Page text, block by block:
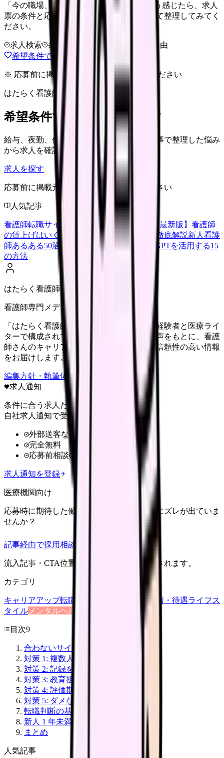
「今の職場、このままでいいのかな...」そう感じたら、求人
票の条件と応募前に確認したい不安を分けて整理してみてく
ださい。
求人検索 条件整理 相談だけOK
退会自由
希望条件で求人を探す
※ 応募前に掲載元の最新情報を確認してください
はたらく看護師さん 求人
希望条件で看護師求人を探す
給与、夜勤、休み、ブランクなど、この記事で整理した悩み
から求人を確認できます。
求人を探す
応募前に掲載元の最新情報を確認してください
人気記事
看護師転職サイトランキングTOP5【2026年最新版】 看護師
の賃上げはいくら？2026年度の最新情報を徹底解説新人看護
師あるある50選【共感必至】
看護師がChatGPTを活用する15
の方法
はたらく看護師さん編集部
看護師専門メディア
「はたらく看護師さん」編集部は、看護師経験者と医療ライ
ターで構成されています。現場のリアルな声をもとに、看護
師さんのキャリア・転職・働き方に関する信頼性の高い情報
をお届けします。
編集方針・執筆体制・監修体制を見る
求人通知
条件に合う求人だけ
自社求人通知で受け取る
外部送客なし
完全無料
応募前相談OK
求人通知を登録
医療機関向け
応募時に期待した働き方と、入職後の現実にズレが出ていま
せんか？
記事経由で採用相談
流入記事・CTA位置つきで管理画面に記録されます。
カテゴリ
キャリアアップ転職ガイド 職場環境給与・待遇ライフス
タイル メンタルヘルス
目次9
合わないサインをチェック
対策 1: 複数人指導を活用
対策 2: 記録を見える化
対策 3: 教育担当・師長に面談依頼
対策 4: 評価期間を区切る
対策 5: ダメなら転職も選択肢
転職判断の基準
新人 1 年未満でも転職は可能
まとめ
人気記事